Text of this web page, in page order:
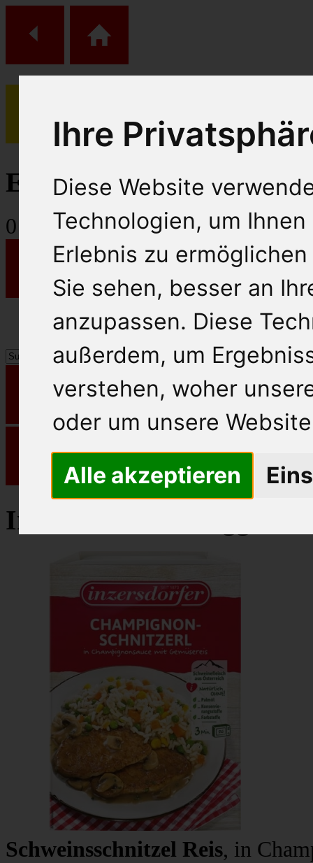
Ihre
Diese Website
Technologien, um
Erlebnis zu
Sie sehen, besser an
anzupassen. Diese
außerdem, um
verstehen, woher
oder um unsere
Alle akzeptieren
(0)
Einkaufs Wagen
0 Artikel
Inzersdorfer
Schweinsschnitzel Reis, in